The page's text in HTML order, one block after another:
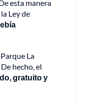
esta manera
Ley de
La
hecho, el
gratuito y